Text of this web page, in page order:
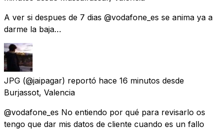
A ver si despues de 7 dias @vodafone_es se anima ya a
darme la baja…
JPG (@jaipagar) reportó hace 16 minutos desde
Burjassot, Valencia
@vodafone_es No entiendo por qué para revisarlo os
tengo que dar mis datos de cliente cuando es un fallo